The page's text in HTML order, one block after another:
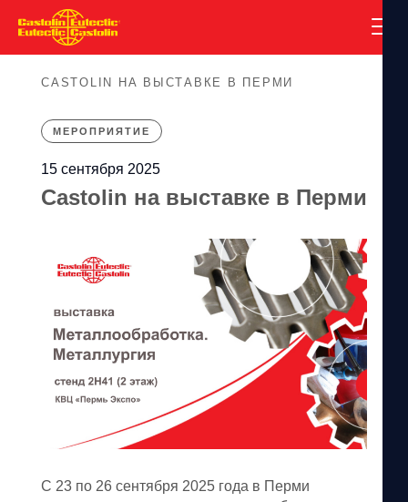
CASTOLIN НА ВЫСТАВКЕ В ПЕРМИ
МЕРОПРИЯТИЕ
15 сентября 2025
Castolin на выставке в Перми
С 23 по 26 сентября 2025 года в Перми